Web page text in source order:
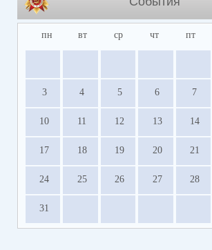
пн вт ср чт пт
3 4 5 6 7
10 11 12 13 14
17 18 19 20 21
24 25 26 27 28
31